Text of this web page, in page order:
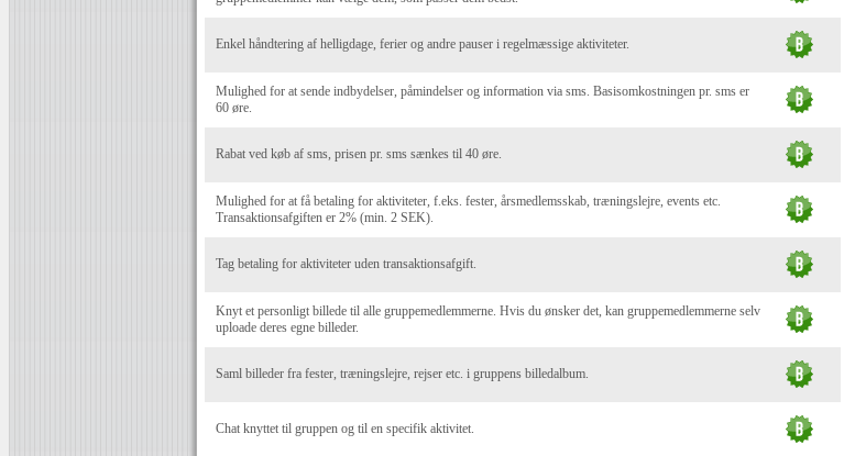
Enkel håndtering af helligdage, ferier og andre pauser i regelmæssige aktiviteter.
Mulighed for at sende indbydelser, påmindelser og information via sms. Basisomkostningen pr. sms er
60 øre.
Rabat ved køb af sms, prisen pr. sms sænkes til 40 øre.
Mulighed for at få betaling for aktiviteter, f.eks. fester, årsmedlemsskab, træningslejre, events etc.
Transaktionsafgiften er 2% (min. 2 SEK).
Tag betaling for aktiviteter uden transaktionsafgift.
Knyt et personligt billede til alle gruppemedlemmerne. Hvis du ønsker det, kan gruppemedlemmerne selv
uploade deres egne billeder.
Saml billeder fra fester, træningslejre, rejser etc. i gruppens billedalbum.
Chat knyttet til gruppen og til en specifik aktivitet.